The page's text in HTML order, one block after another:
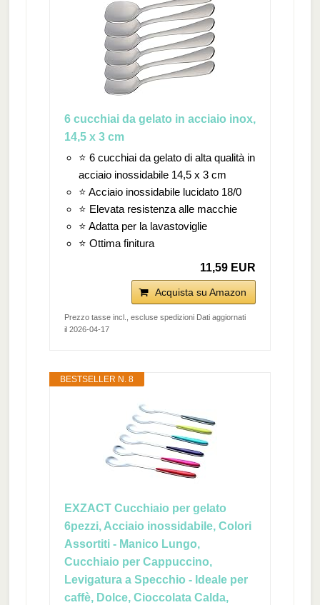
6 cucchiai da gelato in acciaio inox,
14,5 x 3 cm
⭐ 6 cucchiai da gelato di alta qualità in
acciaio inossidabile 14,5 x 3 cm
⭐ Acciaio inossidabile lucidato 18/0
⭐ Elevata resistenza alle macchie
⭐ Adatta per la lavastoviglie
⭐ Ottima finitura
11,59 EUR
Acquista su Amazon
Prezzo tasse incl., escluse spedizioni Dati aggiornati
il 2026-04-17
BESTSELLER N. 8
EXZACT Cucchiaio per gelato
6pezzi, Acciaio inossidabile, Colori
Assortiti - Manico Lungo,
Cucchiaio per Cappuccino,
Levigatura a Specchio - Ideale per
caffè, Dolce, Cioccolata Calda,